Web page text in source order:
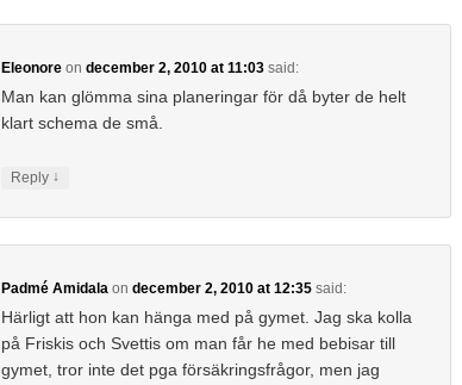
Eleonoreon december 2, 2010 at 11:03 said:
Man kan glömma sina planeringar för då byter de helt
klart schema de små.
Reply ↓
Padmé Amidalaon december 2, 2010 at 12:35 said:
Härligt att hon kan hänga med på gymet. Jag ska kolla
på Friskis och Svettis om man får he med bebisar till
gymet, tror inte det pga försäkringsfrågor, men jag